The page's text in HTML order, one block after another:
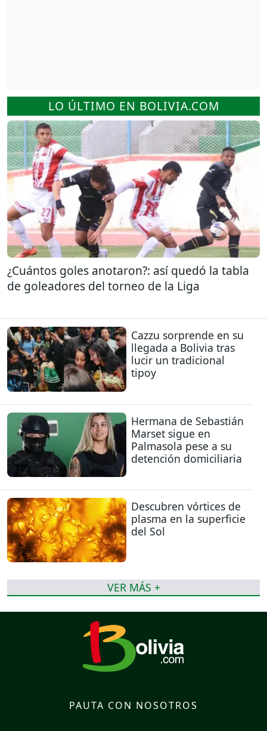
LO ÚLTIMO EN BOLIVIA.COM
¿Cuántos goles anotaron?: así quedó la tabla
de goleadores del torneo de la Liga
Cazzu sorprende en su
llegada a Bolivia tras
lucir un tradicional
tipoy
Hermana de Sebastián
Marset sigue en
Palmasola pese a su
detención domiciliaria
Descubren vórtices de
plasma en la superficie
del Sol
VER MÁS +
PAUTA CON NOSOTROS